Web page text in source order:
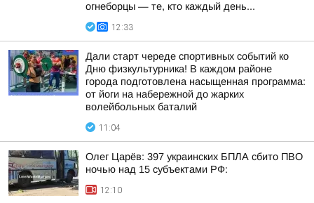
огнеборцы — те, кто каждый день...
12:33
Дали старт череде спортивных событий ко
Дню физкультурника! В каждом районе
города подготовлена насыщенная программа:
от йоги на набережной до жарких
волейбольных баталий
11:04
Олег Царёв: 397 украинских БПЛА сбито ПВО
ночью над 15 субъектами РФ:
12:10